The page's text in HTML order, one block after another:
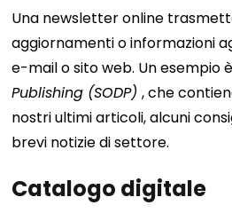
Una newsletter online
aggiornamenti o informazioni
e-mail o sito web. Un esempio
Publishing (SODP), che
nostri ultimi articoli, alcuni
brevi notizie di settore.
Catalogo digitale